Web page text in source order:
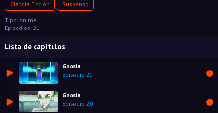
Ciencia Ficción Suspenso
Tipo: Anime
Episodios: 21
Lista de capítulos
Gnosia
Episodio 21
Gnosia
Episodio 20